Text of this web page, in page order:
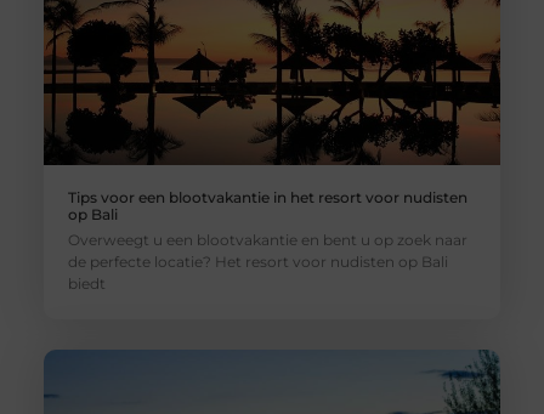
Tips voor een blootvakantie in het resort voor nudisten
op Bali
Overweegt u een blootvakantie en bent u op zoek naar
de perfecte locatie? Het resort voor nudisten op Bali
biedt